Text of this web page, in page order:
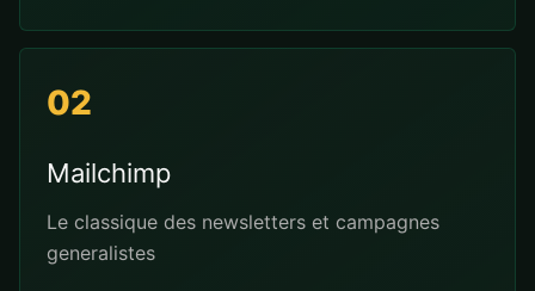
02
Mailchimp
Le classique des newsletters et campagnes
generalistes